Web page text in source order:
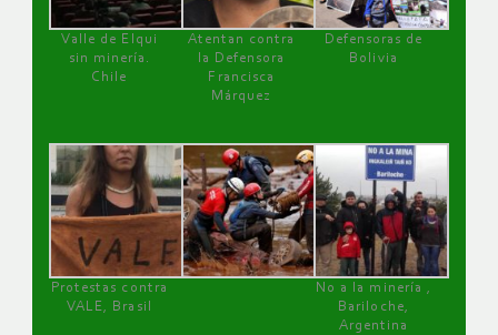
Valle de Elqui
sin minería.
Chile
Atentan contra
la Defensora
Francisca
Márquez
Defensoras de
Bolivia
Protestas contra
VALE, Brasil
No a la minería ,
Bariloche,
Argentina